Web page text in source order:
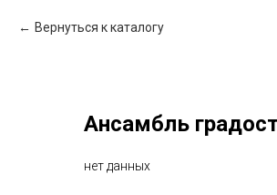
Вернуться к каталогу
Ансамбль
нет данных